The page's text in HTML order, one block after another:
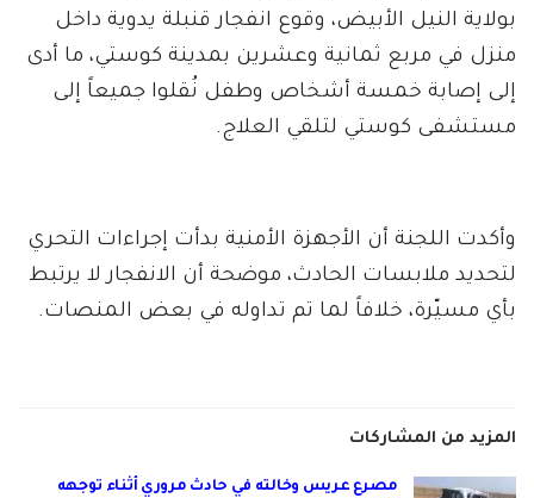
بولاية النيل الأبيض، وقوع انفجار قنبلة يدوية داخل
منزل في مربع ثمانية وعشرين بمدينة كوستي، ما أدى
إلى إصابة خمسة أشخاص وطفل نُقلوا جميعاً إلى
مستشفى كوستي لتلقي العلاج.
وأكدت اللجنة أن الأجهزة الأمنية بدأت إجراءات التحري
لتحديد ملابسات الحادث، موضحة أن الانفجار لا يرتبط
بأي مسيّرة، خلافاً لما تم تداوله في بعض المنصات.
المزيد من المشاركات
مصرع عريس وخالته في حادث مروري أثناء توجهه